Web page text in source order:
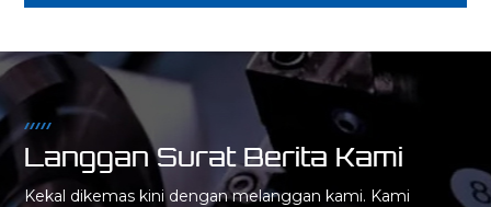
Langgan Surat Berita Kami
Kekal dikemas kini dengan melanggan kami. Kami